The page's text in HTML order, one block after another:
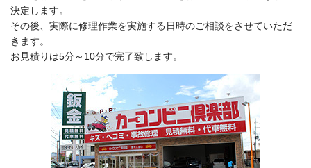
決定します。
その後、実際に修理作業を実施する日時のご相談をさせていただ
きます。
お見積りは5分～10分で完了致します。